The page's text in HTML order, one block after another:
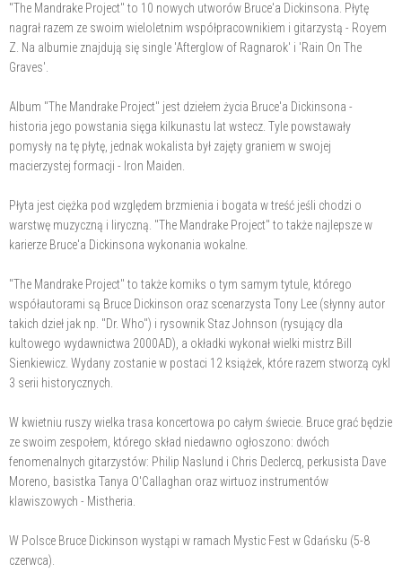
"The Mandrake Project" to 10 nowych utworów Bruce'a Dickinsona. Płytę
nagrał razem ze swoim wieloletnim współpracownikiem i gitarzystą - Royem
Z. Na albumie znajdują się single 'Afterglow of Ragnarok' i 'Rain On The
Graves'.
Album "The Mandrake Project" jest dziełem życia Bruce'a Dickinsona -
historia jego powstania sięga kilkunastu lat wstecz. Tyle powstawały
pomysły na tę płytę, jednak wokalista był zajęty graniem w swojej
macierzystej formacji - Iron Maiden.
Płyta jest ciężka pod względem brzmienia i bogata w treść jeśli chodzi o
warstwę muzyczną i liryczną. "The Mandrake Project" to także najlepsze w
karierze Bruce'a Dickinsona wykonania wokalne.
"The Mandrake Project" to także komiks o tym samym tytule, którego
współautorami są Bruce Dickinson oraz scenarzysta Tony Lee (słynny autor
takich dzieł jak np. "Dr. Who") i rysownik Staz Johnson (rysujący dla
kultowego wydawnictwa 2000AD), a okładki wykonał wielki mistrz Bill
Sienkiewicz. Wydany zostanie w postaci 12 książek, które razem stworzą cykl
3 serii historycznych.
W kwietniu ruszy wielka trasa koncertowa po całym świecie. Bruce grać będzie
ze swoim zespołem, którego skład niedawno ogłoszono: dwóch
fenomenalnych gitarzystów: Philip Naslund i Chris Declercq, perkusista Dave
Moreno, basistka Tanya O'Callaghan oraz wirtuoz instrumentów
klawiszowych - Mistheria.
W Polsce Bruce Dickinson wystąpi w ramach Mystic Fest w Gdańsku (5-8
czerwca).